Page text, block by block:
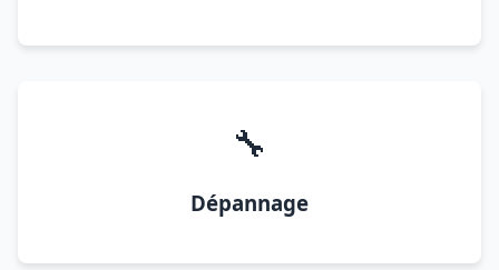
🔧
Dépannage